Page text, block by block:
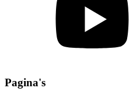
Pagina's